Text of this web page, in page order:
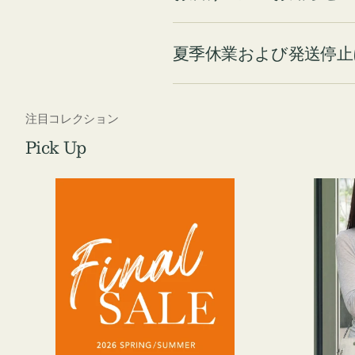
夏季休業および発送停
注目コレクション
Pick Up